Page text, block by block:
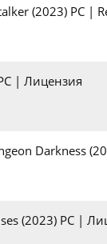
(2023) PC |
| Лицензия
Darkness
(2023) PC |